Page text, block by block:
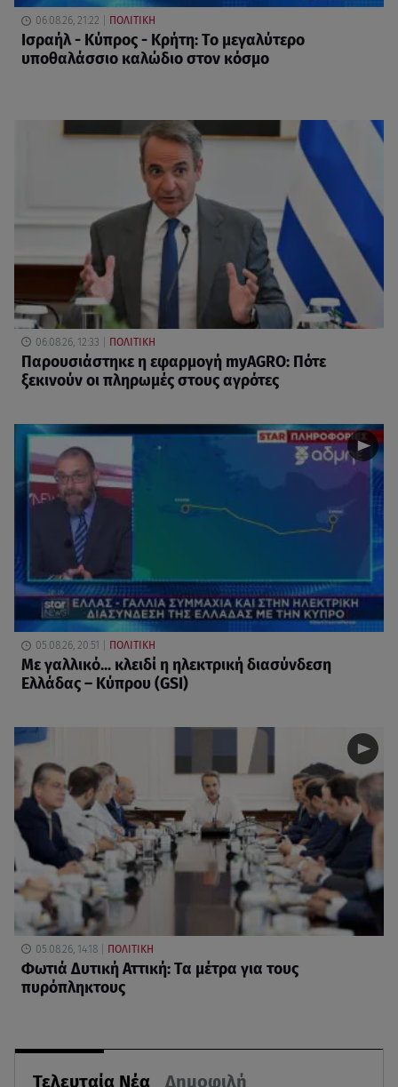
Τελευταία Νέα Δημοφιλή
06.08.26, 21:22 ΠΟΛΙΤΙΚΗ
Ισραήλ - Κύπρος - Κρήτη: Το μεγαλύτερο
υποθαλάσσιο καλώδιο στον κόσμο
06.08.26, 12:33 ΠΟΛΙΤΙΚΗ
Παρουσιάστηκε η εφαρμογή myAGRO: Πότε
ξεκινούν οι πληρωμές στους αγρότες
05.08.26, 20:51 ΠΟΛΙΤΙΚΗ
Με γαλλικό... κλειδί η ηλεκτρική διασύνδεση
Ελλάδας – Κύπρου (GSI)
05.08.26, 14:18 ΠΟΛΙΤΙΚΗ
Φωτιά Δυτική Αττική: Τα μέτρα για τους
πυρόπληκτους